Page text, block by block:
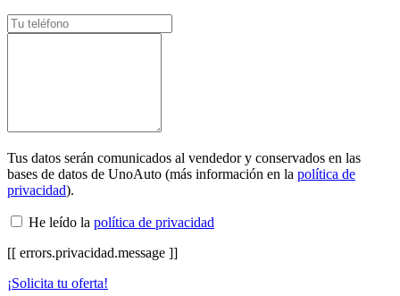
Tus datos serán comunicados al vendedor y conservados en las
bases de datos de UnoAuto (más información en la política de
privacidad).
He leído la política de privacidad
[[ errors.privacidad.message ]]
¡Solicita tu oferta!